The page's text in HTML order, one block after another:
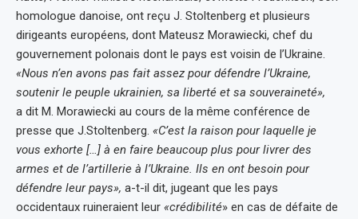
homologue danoise, ont reçu J. Stoltenberg et plusieurs
dirigeants européens, dont Mateusz Morawiecki, chef du
gouvernement polonais dont le pays est voisin de l’Ukraine.
«Nous n’en avons pas fait assez pour défendre l’Ukraine,
soutenir le peuple ukrainien, sa liberté et sa souveraineté»,
a dit M. Morawiecki au cours de la même conférence de
presse que J.Stoltenberg. «C’est la raison pour laquelle je
vous exhorte […] à en faire beaucoup plus pour livrer des
armes et de l’artillerie à l’Ukraine. Ils en ont besoin pour
défendre leur pays», a-t-il dit, jugeant que les pays
occidentaux ruineraient leur «crédibilité» en cas de défaite de